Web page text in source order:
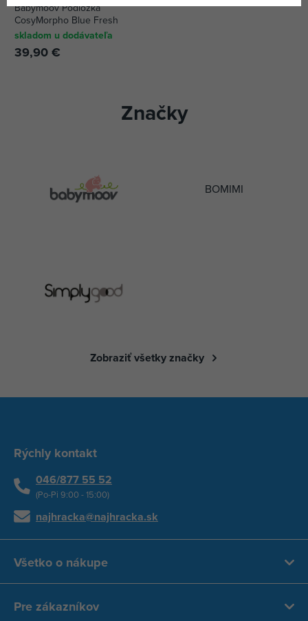
Babymoov Podložka
CosyMorpho Blue Fresh
skladom u dodávateľa
39,90 €
Značky
BOMIMI
Zobraziť všetky značky
Rýchly kontakt
046/877 55 52
(Po-Pi 9:00 - 15:00)
najhracka@najhracka.sk
Všetko o nákupe
Pre zákazníkov